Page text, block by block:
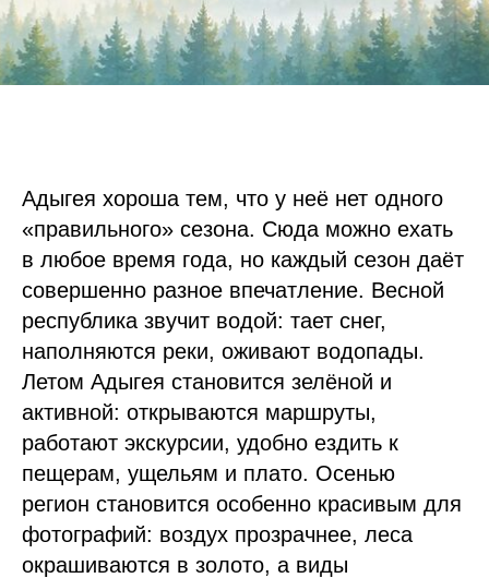
Адыгея хороша тем, что у неё нет одного
«правильного» сезона. Сюда можно ехать
в любое время года, но каждый сезон даёт
совершенно разное впечатление. Весной
республика звучит водой: тает снег,
наполняются реки, оживают водопады.
Летом Адыгея становится зелёной и
активной: открываются маршруты,
работают экскурсии, удобно ездить к
пещерам, ущельям и плато. Осенью
регион становится особенно красивым для
фотографий: воздух прозрачнее, леса
окрашиваются в золото, а виды